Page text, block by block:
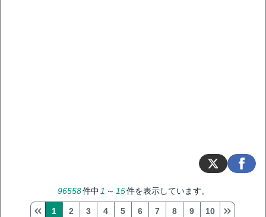
96558件中1 ～ 15件を表示しています。
1 2 3 4 5 6 7 8 9 10